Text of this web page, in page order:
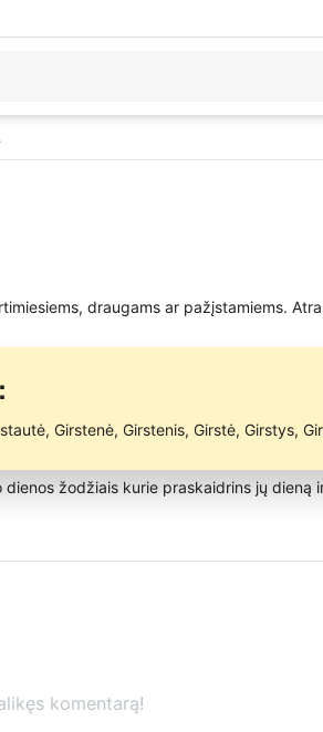
draugams ar pažįstamiems.
Girstenė, Girstenis, Girstė, Girstys,
žodžiais kurie praskaidrins jų dieną
komentarą!